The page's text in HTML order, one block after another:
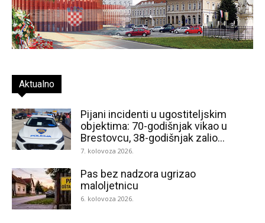
Aktualno
Pijani incidenti u ugostiteljskim
objektima: 70-godišnjak vikao u
Brestovcu, 38-godišnjak zalio...
7. kolovoza 2026.
Pas bez nadzora ugrizao
maloljetnicu
6. kolovoza 2026.